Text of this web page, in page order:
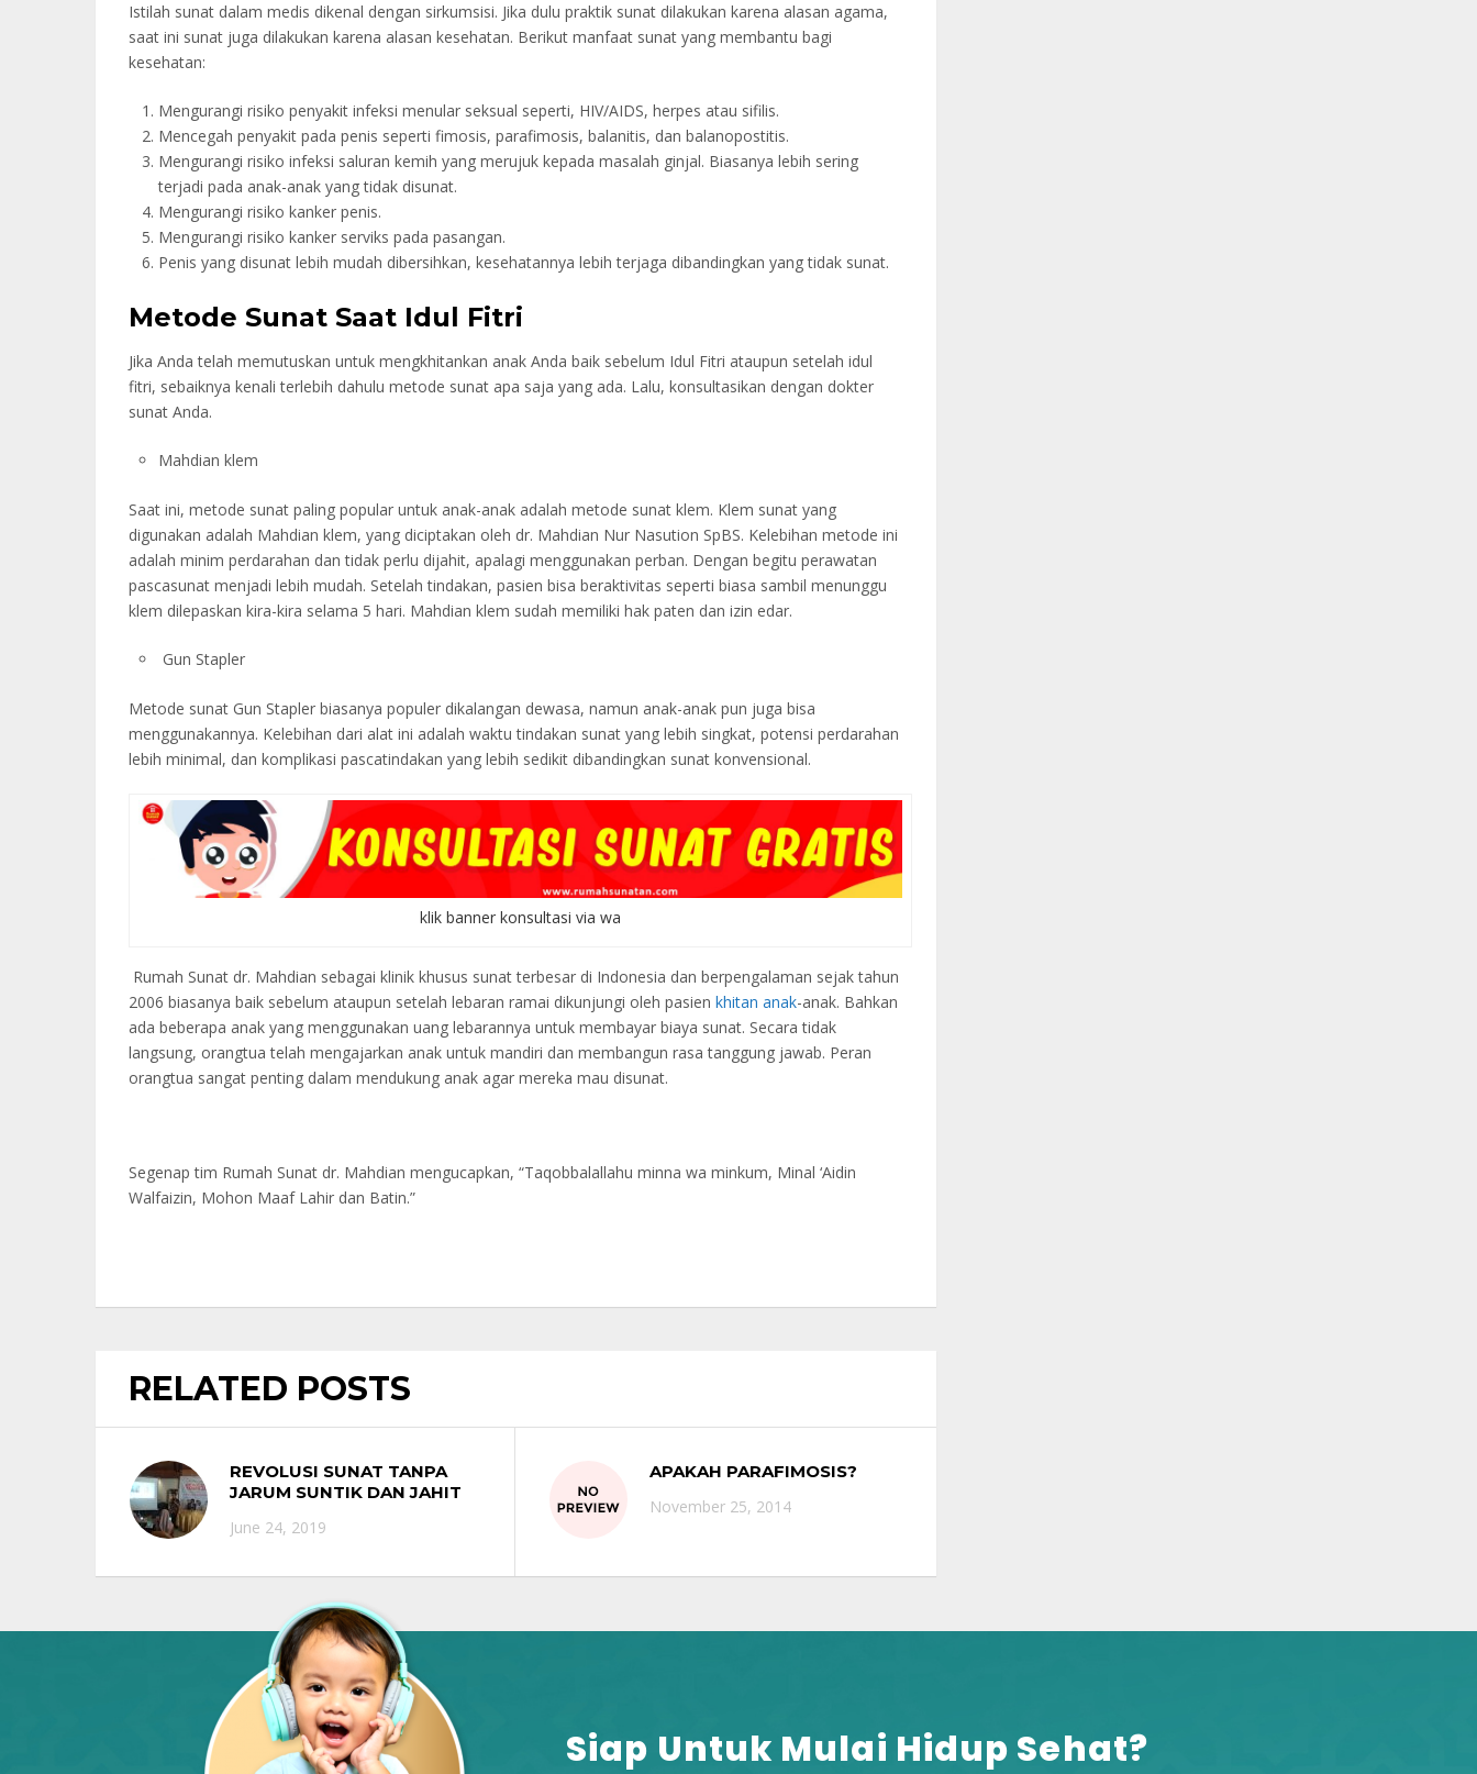
Istilah sunat dalam medis dikenal dengan sirkumsisi. Jika dulu praktik sunat dilakukan karena alasan agama,
saat ini sunat juga dilakukan karena alasan kesehatan. Berikut manfaat sunat yang membantu bagi
kesehatan:
Mengurangi risiko penyakit infeksi menular seksual seperti, HIV/AIDS, herpes atau sifilis.
Mencegah penyakit pada penis seperti fimosis, parafimosis, balanitis, dan balanopostitis.
Mengurangi risiko infeksi saluran kemih yang merujuk kepada masalah ginjal. Biasanya lebih sering
terjadi pada anak-anak yang tidak disunat.
Mengurangi risiko kanker penis.
Mengurangi risiko kanker serviks pada pasangan.
Penis yang disunat lebih mudah dibersihkan, kesehatannya lebih terjaga dibandingkan yang tidak sunat.
Metode Sunat Saat Idul Fitri
Jika Anda telah memutuskan untuk mengkhitankan anak Anda baik sebelum Idul Fitri ataupun setelah idul
fitri, sebaiknya kenali terlebih dahulu metode sunat apa saja yang ada. Lalu, konsultasikan dengan dokter
sunat Anda.
Mahdian klem
Saat ini, metode sunat paling popular untuk anak-anak adalah metode sunat klem. Klem sunat yang
digunakan adalah Mahdian klem, yang diciptakan oleh dr. Mahdian Nur Nasution SpBS. Kelebihan metode ini
adalah minim perdarahan dan tidak perlu dijahit, apalagi menggunakan perban. Dengan begitu perawatan
pascasunat menjadi lebih mudah. Setelah tindakan, pasien bisa beraktivitas seperti biasa sambil menunggu
klem dilepaskan kira-kira selama 5 hari. Mahdian klem sudah memiliki hak paten dan izin edar.
Gun Stapler
Metode sunat Gun Stapler biasanya populer dikalangan dewasa, namun anak-anak pun juga bisa
menggunakannya. Kelebihan dari alat ini adalah waktu tindakan sunat yang lebih singkat, potensi perdarahan
lebih minimal, dan komplikasi pascatindakan yang lebih sedikit dibandingkan sunat konvensional.
klik banner konsultasi via wa
Rumah Sunat dr. Mahdian sebagai klinik khusus sunat terbesar di Indonesia dan berpengalaman sejak tahun
2006 biasanya baik sebelum ataupun setelah lebaran ramai dikunjungi oleh pasien khitan anak-anak. Bahkan
ada beberapa anak yang menggunakan uang lebarannya untuk membayar biaya sunat. Secara tidak
langsung, orangtua telah mengajarkan anak untuk mandiri dan membangun rasa tanggung jawab. Peran
orangtua sangat penting dalam mendukung anak agar mereka mau disunat.
Segenap tim Rumah Sunat dr. Mahdian mengucapkan, “Taqobbalallahu minna wa minkum, Minal ‘Aidin
Walfaizin, Mohon Maaf Lahir dan Batin.”
RELATED POSTS
REVOLUSI SUNAT TANPA
JARUM SUNTIK DAN JAHIT
June 24, 2019
APAKAH PARAFIMOSIS?
November 25, 2014
Siap Untuk Mulai Hidup Sehat?​